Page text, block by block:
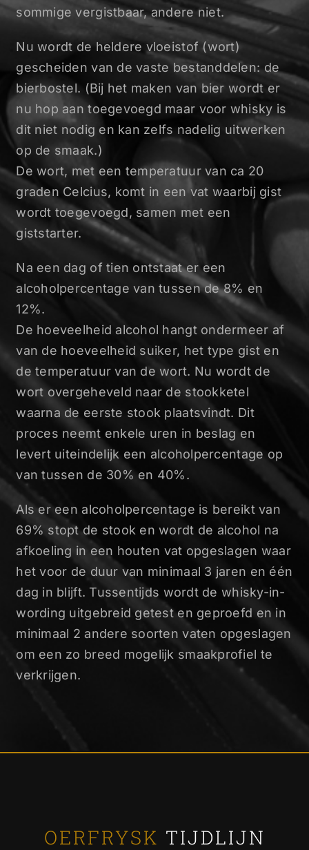
sommige vergistbaar, andere niet.
Nu wordt de heldere vloeistof (wort)
gescheiden van de vaste bestanddelen: de
bierbostel. (Bij het maken van bier wordt er
nu hop aan toegevoegd maar voor whisky is
dit niet nodig en kan zelfs nadelig uitwerken
op de smaak.)
De wort, met een temperatuur van ca 20
graden Celcius, komt in een vat waarbij gist
wordt toegevoegd, samen met een
giststarter.
Na een dag of tien ontstaat er een
alcoholpercentage van tussen de 8% en
12%.
De hoeveelheid alcohol hangt ondermeer af
van de hoeveelheid suiker, het type gist en
de temperatuur van de wort. Nu wordt de
wort overgeheveld naar de stookketel
waarna de eerste stook plaatsvindt. Dit
proces neemt enkele uren in beslag en
levert uiteindelijk een alcoholpercentage op
van tussen de 30% en 40%.
Als er een alcoholpercentage is bereikt van
69% stopt de stook en wordt de alcohol na
afkoeling in een houten vat opgeslagen waar
het voor de duur van minimaal 3 jaren en één
dag in blijft. Tussentijds wordt de whisky-in-
wording uitgebreid getest en geproefd en in
minimaal 2 andere soorten vaten opgeslagen
om een zo breed mogelijk smaakprofiel te
verkrijgen.
OERFRYSK TIJDLIJN